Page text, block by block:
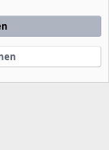
Ltd.